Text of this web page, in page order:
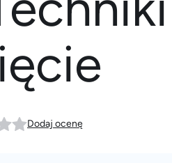
Dodaj ocenę